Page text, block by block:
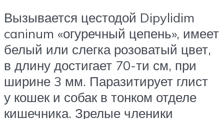
Вызывается цестодой Dipylidim
caninum «огуречный цепень», имеет
белый или слегка розоватый цвет,
в длину достигает 70-ти см, при
ширине 3 мм. Паразитирует глист
у кошек и собак в тонком отделе
кишечника. Зрелые членики